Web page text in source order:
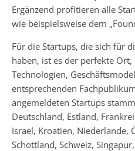
Ergänzend profitieren alle
wie beispielsweise dem
Für die Startups, die sich für
haben, ist es der perfekte
Technologien,
entsprechenden
angemeldeten Startups
Deutschland, Estland,
Israel, Kroatien, Niederlande,
Schottland, Schweiz,